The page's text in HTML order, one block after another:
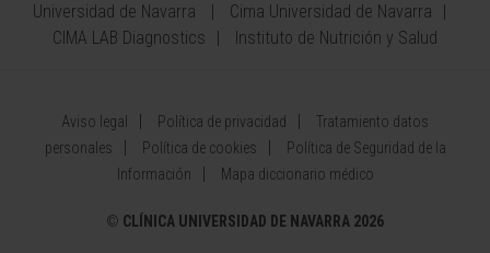
Universidad de Navarra
Cima Universidad de Navarra
CIMA LAB Diagnostics
Instituto de Nutrición y Salud
Aviso legal Política de privacidad
Tratamiento datos
personales
Política de cookies
Política de Seguridad de la
Información
Mapa diccionario médico
© CLÍNICA UNIVERSIDAD DE NAVARRA 2026